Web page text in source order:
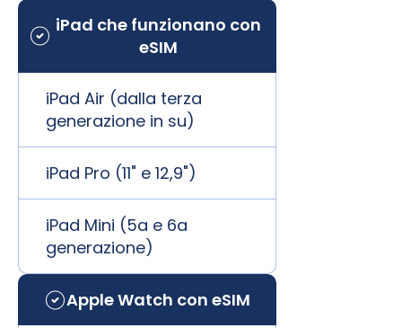
iPad che funzionano con
eSIM
iPad Air (dalla terza
generazione in su)
iPad Pro (11" e 12,9")
iPad Mini (5a e 6a
generazione)
Apple Watch con eSIM